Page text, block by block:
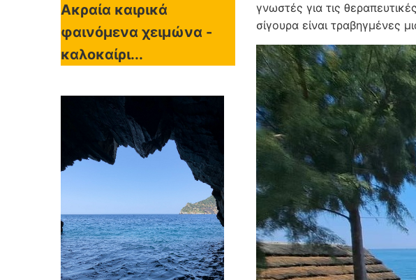
Ακραία καιρικά
φαινόμενα χειμώνα -
καλοκαίρι...
γνωστές για τις
σίγουρα είναι τραβηγμένες